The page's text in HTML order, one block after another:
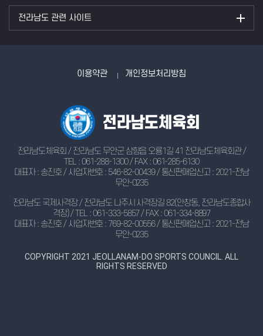
전라남도 관련 사이트
이용약관 개인정보처리방침
전라남도체육회 / 전라남도 무안군 삼향읍 오룡1길 41 전라남도체육회관 /
TEL : 061-288-1300 / FAX : 061-285-6130
대표자 : 송진호 / 사업자번호 : 546-82-00439 / 통신판매업신고 : 2021-전남
무안-0235
전라남도 국제사격장 / 전라남도 나주시 사격장길 82(안창동, 전라남도종합사
격장) / TEL : 061-333-5857 / FAX : 061-334-8897
대표자 : 송진호 / 사업자번호 : 769-82-00556 / 통신판매업신고 : 2021-전남
무안-0235
COPYRIGHT 2021 JEOLLANAM-DO SPORTS COUNCIL. ALL
RIGHTS RESERVED